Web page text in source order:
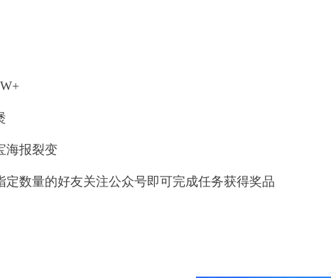
海报裂变
定数量的好友关注公众号即可完成任务获得奖品